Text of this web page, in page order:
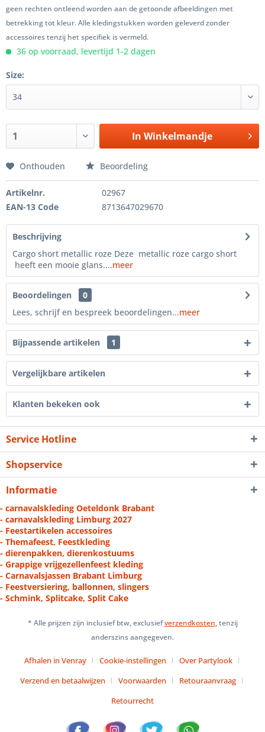
geen rechten ontleend worden aan de getoonde afbeeldingen met
betrekking tot kleur. Alle kledingstukken worden geleverd zonder
accessoires tenzij het specifiek is vermeld.
36 op voorraad, levertijd 1-2 dagen
Size:
In Winkelmandje
Onthouden Beoordeling
Artikelnr.
02967
EAN-13 Code
8713647029670
Beschrijving
Cargo short metallic roze Deze metallic roze cargo short
heeft een mooie glans....meer
Beoordelingen
0
Lees, schrijf en bespreek beoordelingen...meer
Bijpassende artikelen 1
Vergelijkbare artikelen
Klanten bekeken ook
Service Hotline
Shopservice
Informatie
- carnavalskleding Oeteldonk Brabant
- carnavalskleding Limburg 2027
- Feestartikelen accessoires
- Themafeest, Feestkleding
- dierenpakken, dierenkostuums
- Grappige vrijgezellenfeest kleding
- Carnavalsjassen Brabant Limburg
- Feestversiering, ballonnen, slingers
- Schmink, Splitcake, Split Cake
* Alle prijzen zijn inclusief btw, exclusiefverzendkosten, tenzij
anderszins aangegeven.
Afhalen in Venray Cookie-instellingen
Over Partylook
Verzend en betaalwijzen
Voorwaarden
Retouraanvraag
Retourrecht